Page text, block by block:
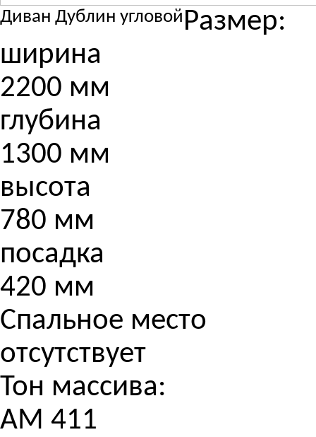
Диван Дублин угловойРазмер:
ширина
2200 мм
глубина
1300 мм
высота
780 мм
посадка
420 мм
Спальное место
отсутствует
Тон массива:
АМ 411